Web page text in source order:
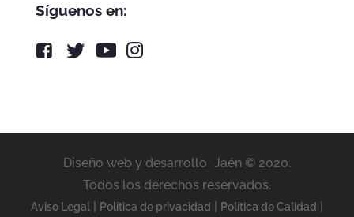
Síguenos en:
Diseño web y desarrollo Jaén © 2020.
Todos los derechos reservados.
Aviso Legal Política de privacidad Política de Calidad